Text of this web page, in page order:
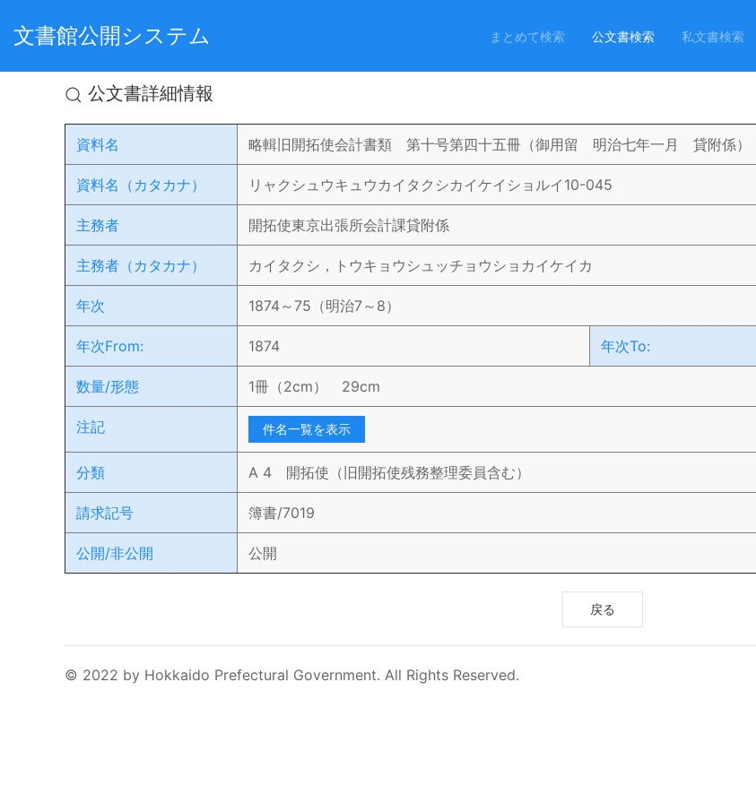
文書館公開システム まとめて検索 公文書検索 私文書検索
公文書詳細情報
資料名 略輯旧開拓使会計書類 第十号第四十五冊（御用留 明治七年一月 貸附係）
資料名（カタカナ） リャクシュウキュウカイタクシカイケイショルイ10-045
主務者 開拓使東京出張所会計課貸附係
主務者（カタカナ） カイタクシ，トウキョウシュッチョウショカイケイカ
年次 1874～75（明治7～8）
年次From: 1874 年次To:
数量/形態 1冊（2cm） 29cm
注記 件名一覧を表示
分類 A 4 開拓使（旧開拓使残務整理委員含む）
請求記号 簿書/7019
公開/非公開 公開
戻る
© 2022 by Hokkaido Prefectural Government. All Rights Reserved.